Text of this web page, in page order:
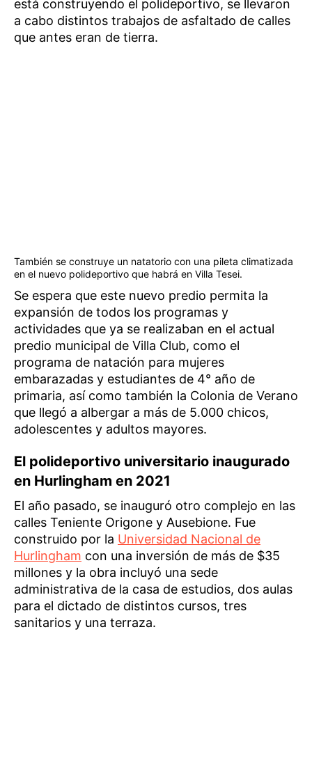
está construyendo el polideportivo, se llevaron
a cabo distintos trabajos de asfaltado de calles
que antes eran de tierra.
También se construye un natatorio con una pileta climatizada
en el nuevo polideportivo que habrá en Villa Tesei.
Se espera que este nuevo predio permita la
expansión de todos los programas y
actividades que ya se realizaban en el actual
predio municipal de Villa Club, como el
programa de natación para mujeres
embarazadas y estudiantes de 4° año de
primaria, así como también la Colonia de Verano
que llegó a albergar a más de 5.000 chicos,
adolescentes y adultos mayores.
El polideportivo universitario inaugurado
en Hurlingham en 2021
El año pasado, se inauguró otro complejo en las
calles Teniente Origone y Ausebione. Fue
construido por la Universidad Nacional de
Hurlingham con una inversión de más de $35
millones y la obra incluyó una sede
administrativa de la casa de estudios, dos aulas
para el dictado de distintos cursos, tres
sanitarios y una terraza.